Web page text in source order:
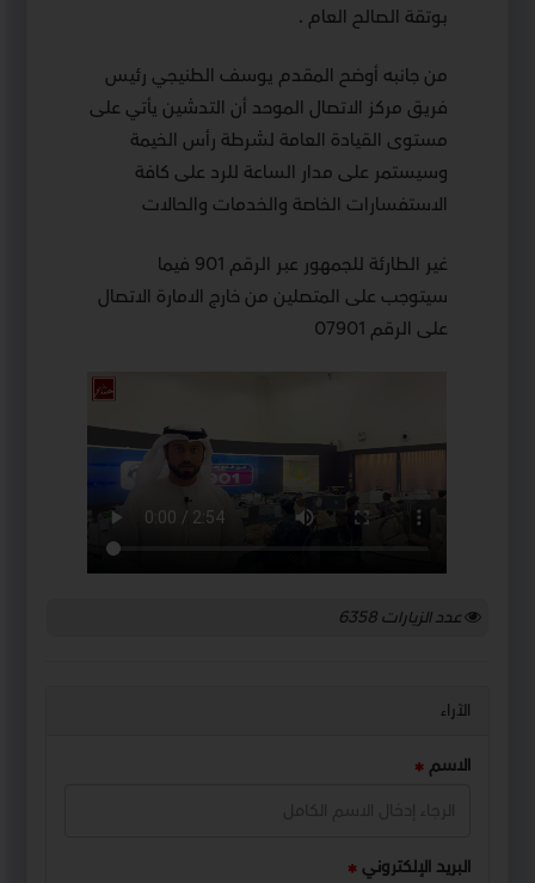
بوتقة الصالح العام .
من جانبه أوضح المقدم يوسف الطنيجي رئيس
فريق مركز الاتصال الموحد أن التدشين يأتي على
مستوى القيادة العامة لشرطة رأس الخيمة
وسيستمر على مدار الساعة للرد على كافة
الاستفسارات الخاصة والخدمات والحالات
غير الطارئة للجمهور عبر الرقم 901 فيما
سيتوجب على المتصلين من خارج الامارة الاتصال
على الرقم 07901
عدد الزيارات6358
الآراء
الاسم
البريد الإلكتروني